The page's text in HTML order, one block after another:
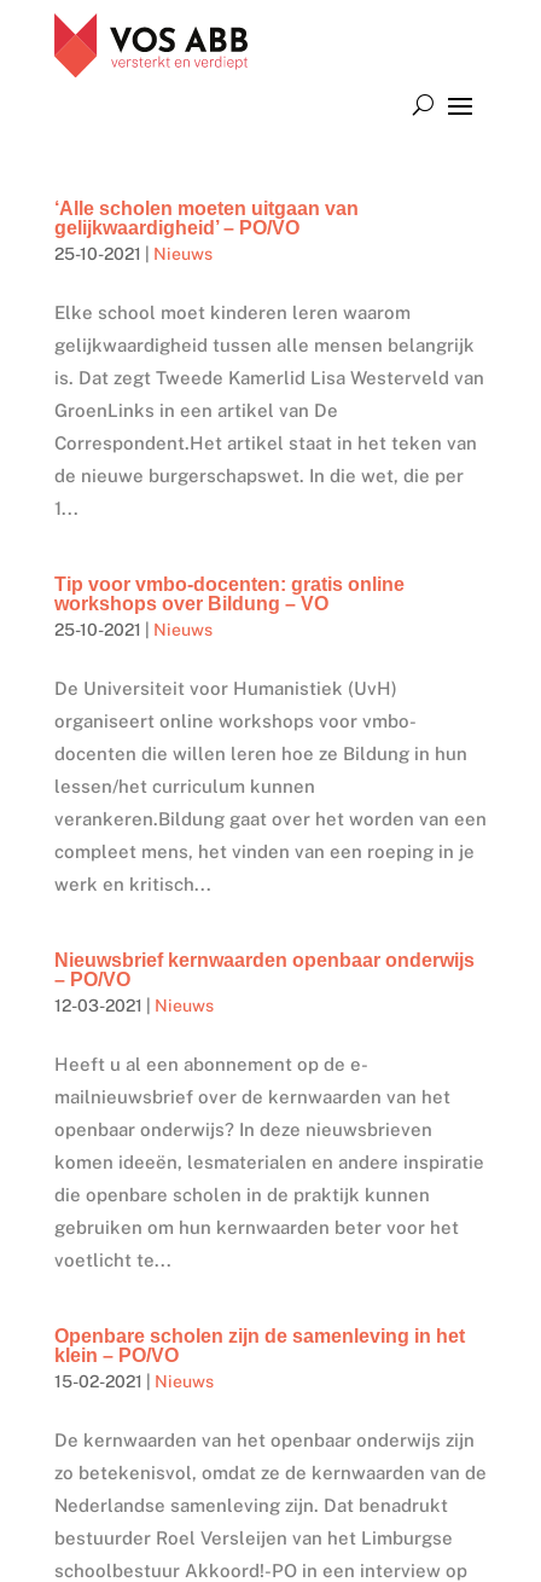
‘Alle scholen moeten uitgaan van
gelijkwaardigheid’ – PO/VO
25-10-2021 Nieuws
Elke school moet kinderen leren waarom
gelijkwaardigheid tussen alle mensen belangrijk
is. Dat zegt Tweede Kamerlid Lisa Westerveld van
GroenLinks in een artikel van De
Correspondent.Het artikel staat in het teken van
de nieuwe burgerschapswet. In die wet, die per
1...
Tip voor vmbo-docenten: gratis online
workshops over Bildung – VO
25-10-2021 Nieuws
De Universiteit voor Humanistiek (UvH)
organiseert online workshops voor vmbo-
docenten die willen leren hoe ze Bildung in hun
lessen/het curriculum kunnen
verankeren.Bildung gaat over het worden van een
compleet mens, het vinden van een roeping in je
werk en kritisch...
Nieuwsbrief kernwaarden openbaar onderwijs
– PO/VO
12-03-2021 Nieuws
Heeft u al een abonnement op de e-
mailnieuwsbrief over de kernwaarden van het
openbaar onderwijs? In deze nieuwsbrieven
komen ideeën, lesmaterialen en andere inspiratie
die openbare scholen in de praktijk kunnen
gebruiken om hun kernwaarden beter voor het
voetlicht te...
Openbare scholen zijn de samenleving in het
klein – PO/VO
15-02-2021 Nieuws
De kernwaarden van het openbaar onderwijs zijn
zo betekenisvol, omdat ze de kernwaarden van de
Nederlandse samenleving zijn. Dat benadrukt
bestuurder Roel Versleijen van het Limburgse
schoolbestuur Akkoord!-PO in een interview op